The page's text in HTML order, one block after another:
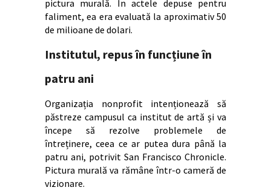
pictura murală. În actele depuse pentru
faliment, ea era evaluată la aproximativ 50
de milioane de dolari.
Institutul, repus în funcțiune în
patru ani
Organizația nonprofit intenționează să
păstreze campusul ca institut de artă și va
începe să rezolve problemele de
întreținere, ceea ce ar putea dura până la
patru ani, potrivit San Francisco Chronicle.
Pictura murală va rămâne într-o cameră de
vizionare.